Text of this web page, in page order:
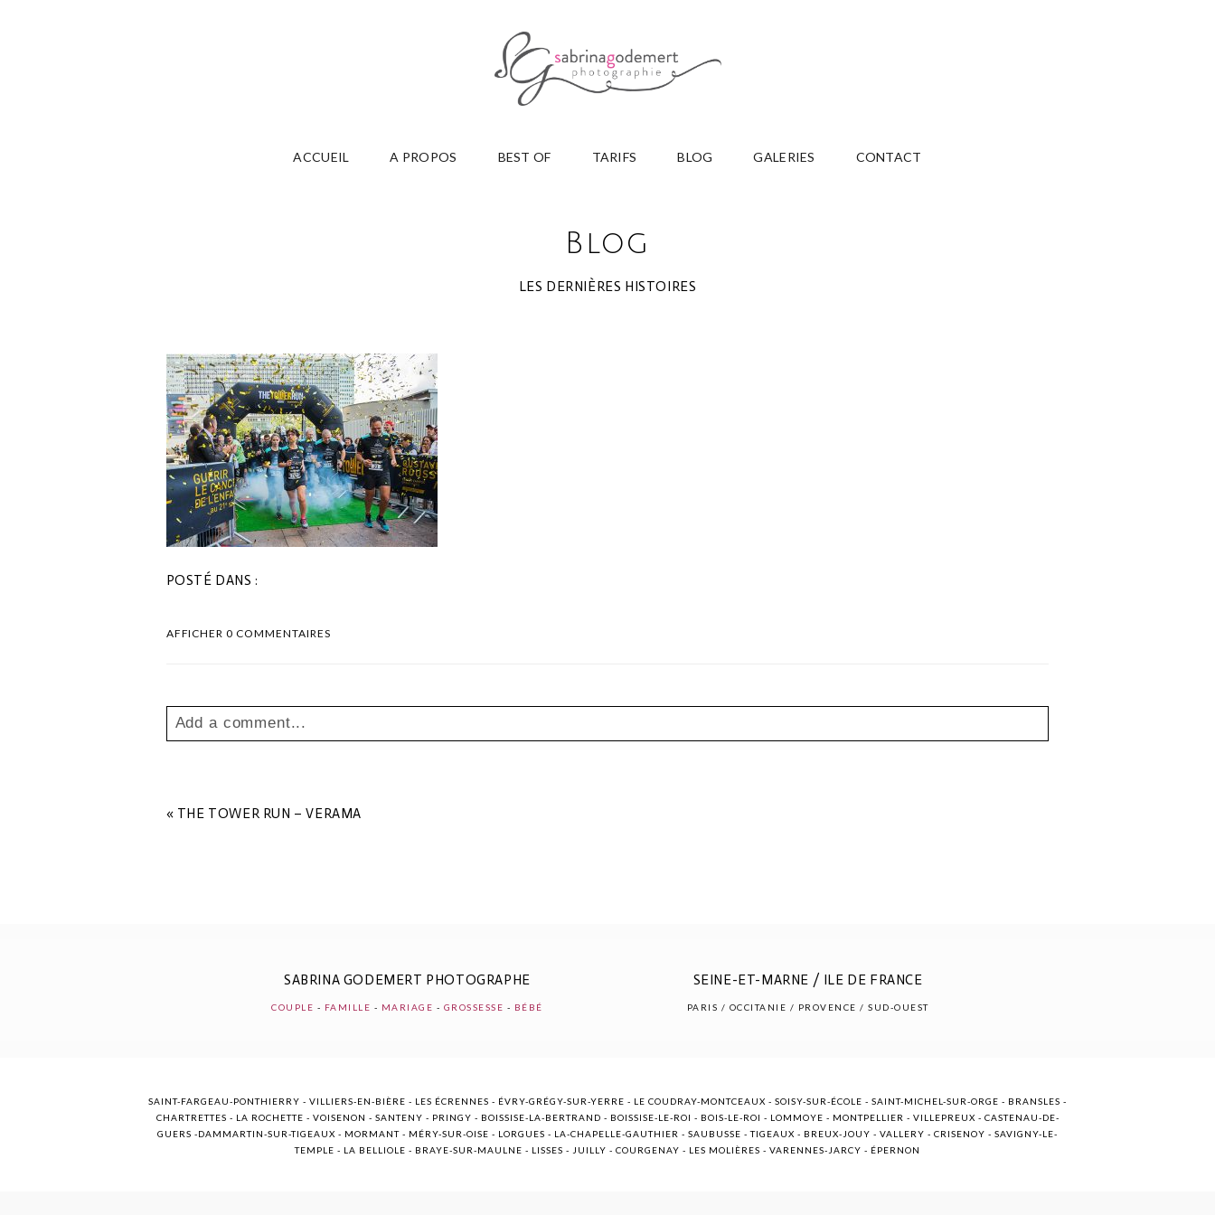
ACCUEIL A PROPOS BEST OF TARIFS BLOG GALERIES CONTACT
Blog
LES DERNIÈRES HISTOIRES
POSTÉ DANS :
AFFICHER0 COMMENTAIRES
Add a comment...
« THE TOWER RUN – VERAMA
SABRINA GODEMERT PHOTOGRAPHE
COUPLE - FAMILLE - MARIAGE - GROSSESSE - BÉBÉ
SEINE-ET-MARNE / ILE DE FRANCE
PARIS / OCCITANIE / PROVENCE / SUD-OUEST
SAINT-FARGEAU-PONTHIERRY - VILLIERS-EN-BIÈRE - LES ÉCRENNES - ÉVRY-GRÉGY-SUR-YERRE - LE COUDRAY-MONTCEAUX - SOISY-SUR-ÉCOLE - SAINT-MICHEL-SUR-ORGE - BRANSLES -
CHARTRETTES - LA ROCHETTE - VOISENON - SANTENY - PRINGY - BOISSISE-LA-BERTRAND - BOISSISE-LE-ROI - BOIS-LE-ROI - LOMMOYE - MONTPELLIER - VILLEPREUX - CASTENAU-DE-
GUERS -DAMMARTIN-SUR-TIGEAUX - MORMANT - MÉRY-SUR-OISE - LORGUES - LA-CHAPELLE-GAUTHIER - SAUBUSSE - TIGEAUX - BREUX-JOUY - VALLERY - CRISENOY - SAVIGNY-LE-
TEMPLE - LA BELLIOLE - BRAYE-SUR-MAULNE - LISSES - JUILLY - COURGENAY - LES MOLIÈRES - VARENNES-JARCY - ÉPERNON